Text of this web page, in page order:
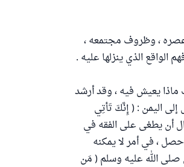
عصره ، وظروف مجتمعه ،
الذي ينزلها عليه .
ماذا يعيش فيه ، وقد أرشد
اليمن : ( إِنَّكَ تَأتِي
أن يطغى على الفقه في
، في أمر لا يمكنه
صلى الله عليه وسلم ( مَن